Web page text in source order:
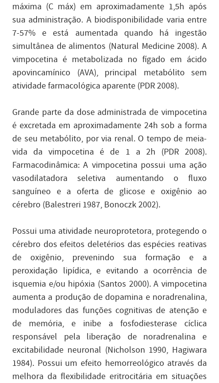
máxima (C máx) em aproximadamente 1,5h após
sua administração. A biodisponibilidade varia entre
7-57% e está aumentada quando há ingestão
simultânea de alimentos (Natural Medicine 2008). A
vimpocetina é metabolizada no fígado em ácido
apovincamínico (AVA), principal metabólito sem
atividade farmacológica aparente (PDR 2008).
Grande parte da dose administrada de vimpocetina
é excretada em aproximadamente 24h sob a forma
de seu metabólito, por via renal. O tempo de meia-
vida da vimpocetina é de 1 a 2h (PDR 2008).
Farmacodinâmica: A vimpocetina possui uma ação
vasodilatadora seletiva aumentando o fluxo
sanguíneo e a oferta de glicose e oxigênio ao
cérebro (Balestreri 1987, Bonoczk 2002).
Possui uma atividade neuroprotetora, protegendo o
cérebro dos efeitos deletérios das espécies reativas
de oxigênio, prevenindo sua formação e a
peroxidação lipídica, e evitando a ocorrência de
isquemia e/ou hipóxia (Santos 2000). A vimpocetina
aumenta a produção de dopamina e noradrenalina,
moduladores das funções cognitivas de atenção e
de memória, e inibe a fosfodiesterase cíclica
responsável pela liberação de noradrenalina e
excitabilidade neuronal (Nicholson 1990, Hagiwara
1984). Possui um efeito hemorreológico através da
melhora da flexibilidade eritrocitária em situações